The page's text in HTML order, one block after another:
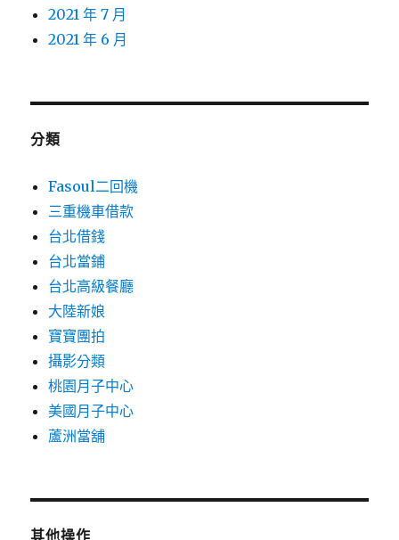
2021 年 7 月
2021 年 6 月
分類
Fasoul二回機
三重機車借款
台北借錢
台北當鋪
台北高級餐廳
大陸新娘
寶寶團拍
攝影分類
桃園月子中心
美國月子中心
蘆洲當舖
其他操作